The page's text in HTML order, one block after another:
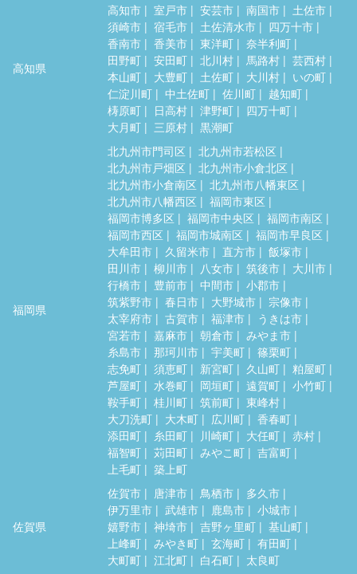
高知県
高知市 室戸市 安芸市 南国市
土佐市
須崎市
宿毛市 土佐清水市
四万十市
香南市
香美市 東洋町
奈半利町
田野町
安田町 北川村 馬路村
芸西村
本山町
大豊町 土佐町 大川村
いの町
仁淀川町
中土佐町 佐川町
越知町
梼原町
日高村 津野町
四万十町
大月町
三原村 黒潮町
福岡県
北九州市門司区
北九州市若松区
北九州市戸畑区
北九州市小倉北区
北九州市小倉南区
北九州市八幡東区
北九州市八幡西区
福岡市東区
福岡市博多区
福岡市中央区
福岡市南区
福岡市西区
福岡市城南区
福岡市早良区
大牟田市
久留米市 直方市
飯塚市
田川市
柳川市 八女市 筑後市
大川市
行橋市
豊前市 中間市
小郡市
筑紫野市
春日市 大野城市
宗像市
太宰府市
古賀市 福津市
うきは市
宮若市
嘉麻市 朝倉市
みやま市
糸島市
那珂川市 宇美町
篠栗町
志免町
須恵町 新宮町 久山町
粕屋町
芦屋町
水巻町 岡垣町 遠賀町
小竹町
鞍手町
桂川町 筑前町
東峰村
大刀洗町
大木町 広川町
香春町
添田町
糸田町 川崎町 大任町
赤村
福智町
苅田町 みやこ町
吉富町
上毛町
築上町
佐賀県
佐賀市 唐津市 鳥栖市
多久市
伊万里市
武雄市 鹿島市
小城市
嬉野市
神埼市 吉野ヶ里町
基山町
上峰町
みやき町 玄海町
有田町
大町町
江北町 白石町 太良町